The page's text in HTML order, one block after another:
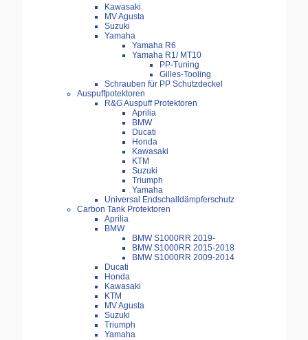
Kawasaki
MV Agusta
Suzuki
Yamaha
Yamaha R6
Yamaha R1/ MT10
PP-Tuning
Gilles-Tooling
Schrauben für PP Schutzdeckel
Auspuffpotektoren
R&G Auspuff Protektoren
Aprilia
BMW
Ducati
Honda
Kawasaki
KTM
Suzuki
Triumph
Yamaha
Universal Endschalldämpferschutz
Carbon Tank Protektoren
Aprilia
BMW
BMW S1000RR 2019-
BMW S1000RR 2015-2018
BMW S1000RR 2009-2014
Ducati
Honda
Kawasaki
KTM
MV Agusta
Suzuki
Triumph
Yamaha